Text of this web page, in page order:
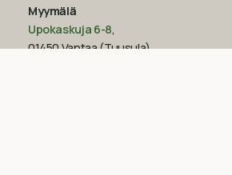
Myymälä
Upokaskuja 6-8,
01450 Vantaa (Tuusula)